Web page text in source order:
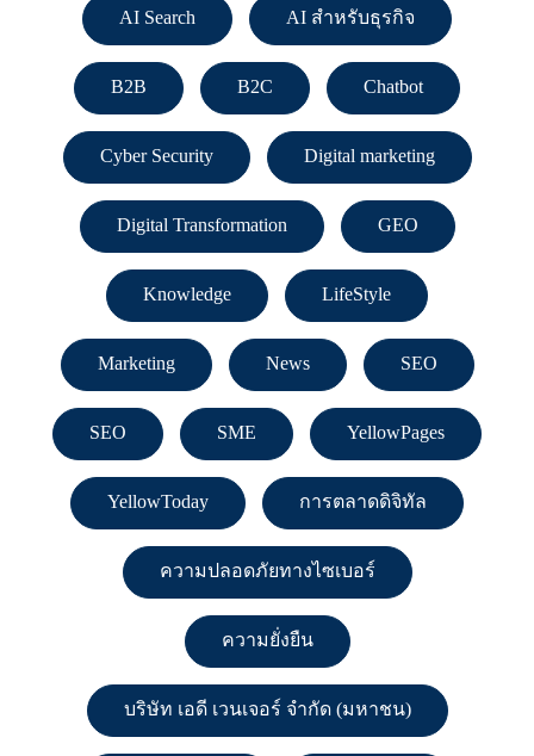
AI Search AI สำหรับธุรกิจ
B2B B2C Chatbot
Cyber Security Digital marketing
Digital Transformation GEO
Knowledge LifeStyle
Marketing News SEO
SEO SME YellowPages
YellowToday การตลาดดิจิทัล
ความปลอดภัยทางไซเบอร์
ความยั่งยืน
บริษัท เอดี เวนเจอร์ จำกัด (มหาชน)